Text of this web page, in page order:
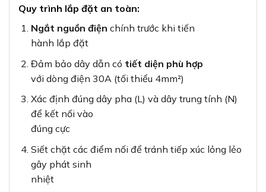
Quy trình lắp đặt an toàn:
Ngắt nguồn điện chính trước khi tiến
hành lắp đặt
Đảm bảo dây dẫn có tiết diện phù hợp
với dòng điện 30A (tối thiểu 4mm²)
Xác định đúng dây pha (L) và dây trung tính (N)
để kết nối vào
đúng cực
Siết chặt các điểm nối để tránh tiếp xúc lỏng lẻo
gây phát sinh
nhiệt